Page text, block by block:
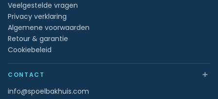
Veelgestelde vragen
Privacy verklaring
Algemene voorwaarden
Retour & garantie
Cookiebeleid
CONTACT ＋
info@spoelbakhuis.com